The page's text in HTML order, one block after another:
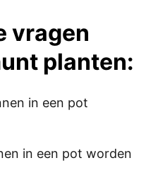
vragen
planten:
in een pot
in een pot worden